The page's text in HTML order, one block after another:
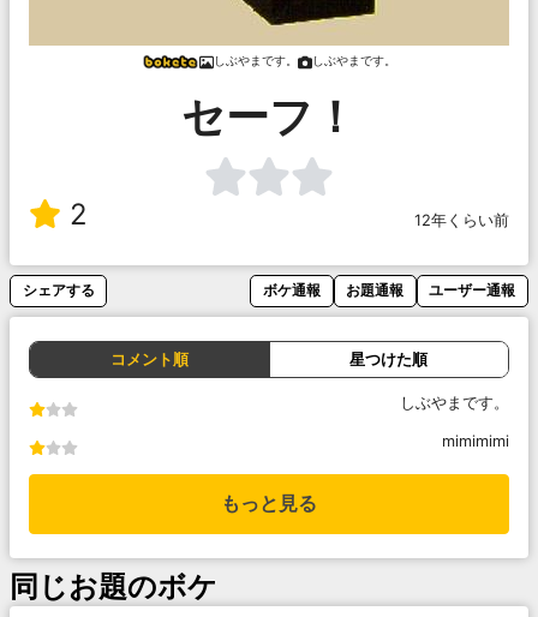
しぶやまです。 しぶやまです。
セーフ！
2 12年くらい前
シェアする ボケ通報 お題通報 ユーザー通報
コメント順 星つけた順
しぶやまです。
mimimimi
もっと見る
同じお題のボケ